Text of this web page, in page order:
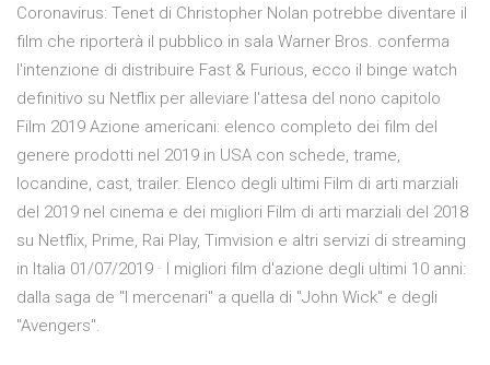
Coronavirus: Tenet di Christopher Nolan potrebbe diventare il
film che riporterà il pubblico in sala Warner Bros. conferma
l'intenzione di distribuire Fast & Furious, ecco il binge watch
definitivo su Netflix per alleviare l'attesa del nono capitolo
Film 2019 Azione americani: elenco completo dei film del
genere prodotti nel 2019 in USA con schede, trame,
locandine, cast, trailer. Elenco degli ultimi Film di arti marziali
del 2019 nel cinema e dei migliori Film di arti marziali del 2018
su Netflix, Prime, Rai Play, Timvision e altri servizi di streaming
in Italia 01/07/2019 · I migliori film d'azione degli ultimi 10 anni:
dalla saga de "I mercenari" a quella di "John Wick" e degli
"Avengers".